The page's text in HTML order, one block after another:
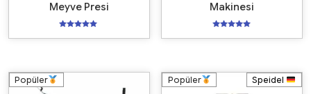
Meyve Presi
üzerinden
Makinesi
üzerinden
Popüler Speidel
Popüler